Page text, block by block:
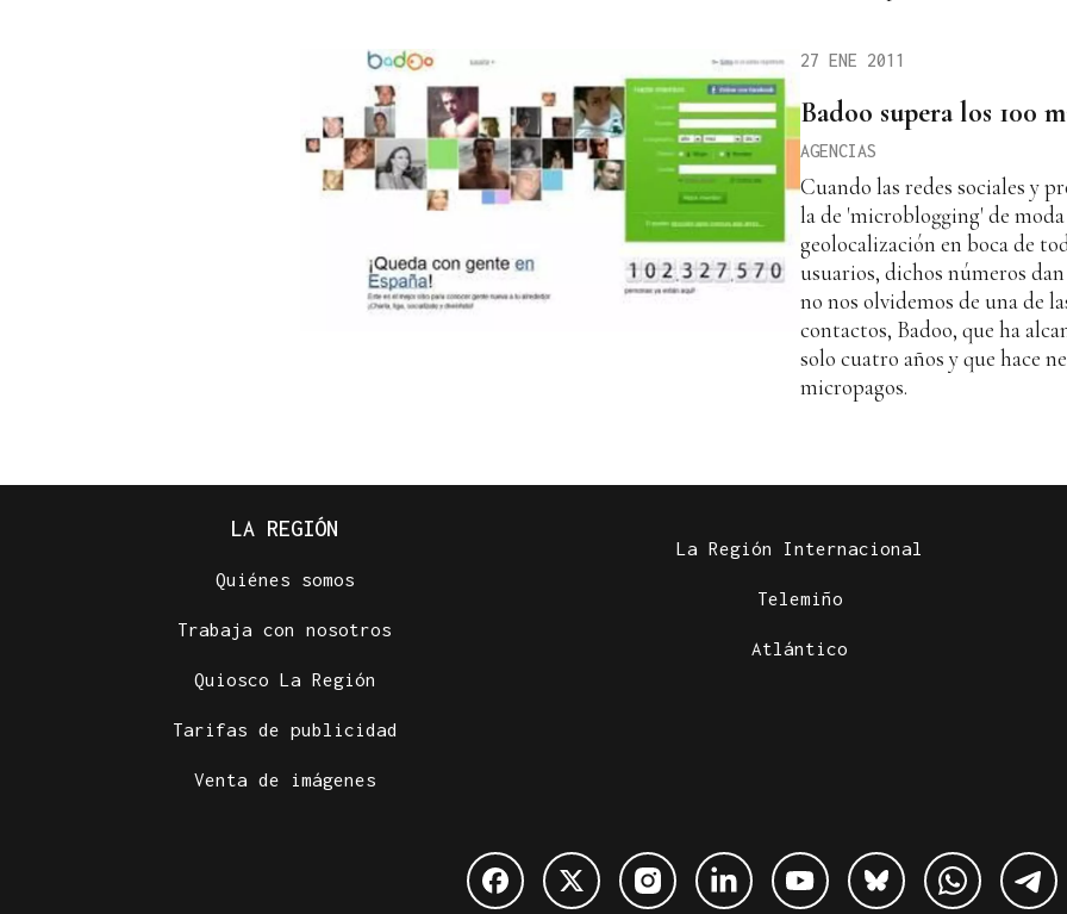
27 ENE 2011
Badoo supera los 100
AGENCIAS
Cuando las redes sociales y
la de 'microblogging' de
geolocalización en boca de
usuarios, dichos números
no nos olvidemos de una de
contactos, Badoo, que ha
solo cuatro años y que hace
micropagos.
LA REGIÓN
Quiénes somos
Trabaja con nosotros
Quiosco La Región
Tarifas de publicidad
Venta de imágenes
La Región Internacional
Telemiño
Atlántico